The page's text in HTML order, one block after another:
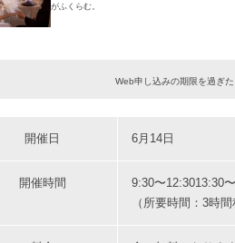
がふくらむ。
Web申し込みの期限を過ぎ
開催日 6月14日
開催時間 9:30〜12:3013:30
（所要時間：3時間